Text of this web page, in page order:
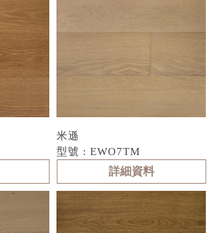
米遜
型號 : EWO7TM
詳細資料